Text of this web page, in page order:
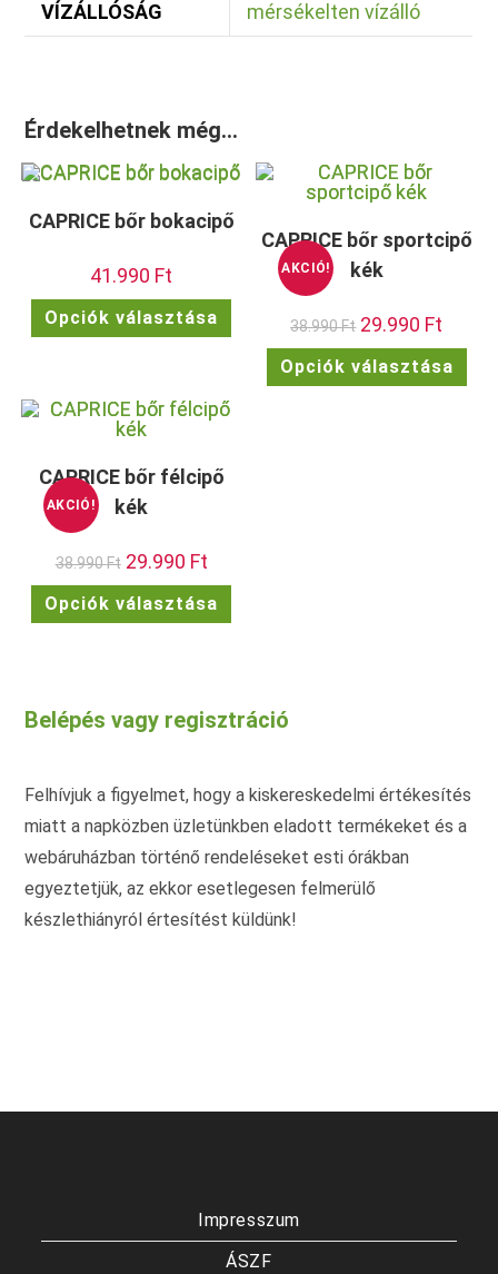
VÍZÁLLÓSÁG mérsékelten vízálló
Érdekelhetnek még…
CAPRICE bőr bokacipő
41.990 Ft
Opciók választása
terméknek
variációja
AKCIÓ!
CAPRICE bőr sportcipő
kék
38.990Ft Original
price
was:
38.990 Ft.
29.990 Ft
is:
29.990
Opciók választása
AKCIÓ!
CAPRICE bőr félcipő
kék
38.990Ft Original
price
was:
38.990 Ft.
29.990 FtCurrent
price
is:
29.990 Ft.
Opciók választása
terméknek
a
termékoldalon
Belépés vagy regisztráció
Felhívjuk a figyelmet, hogy a kiskereskedelmi értékesítés
miatt a napközben üzletünkben eladott termékeket és a
webáruházban történő rendeléseket esti órákban
egyeztetjük, az ekkor esetlegesen felmerülő
készlethiányról értesítést küldünk!
Impresszum
ÁSZF